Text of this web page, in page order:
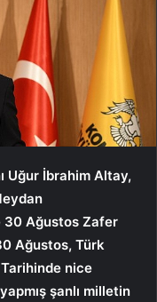
Uğur İbrahim Altay,
30 Ağustos Zafer
Ağustos, Türk
Tarihinde nice
şanlı milletin